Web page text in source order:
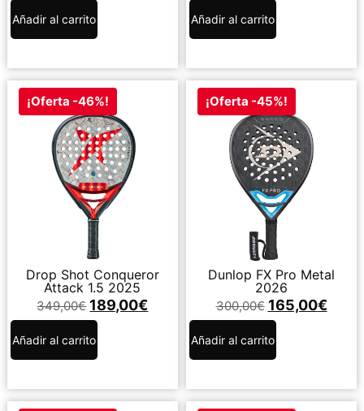
Añadir al carrito Añadir al carrito
¡Oferta -46%!
Drop Shot Conqueror
Attack 1.5 2025
349,00€ 189,00€
Añadir al carrito
¡Oferta -45%!
Dunlop FX Pro Metal
2026
300,00€ 165,00€
Añadir al carrito